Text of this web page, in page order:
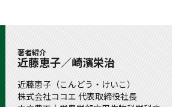
著者紹介
近藤恵子／崎濱栄治
近藤恵子（こんどう・けいこ）
株式会社ココエ 代表取締役社長